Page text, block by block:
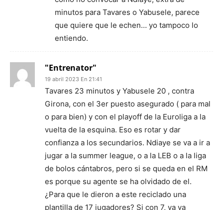
minutos para Tavares o Yabusele, parece
que quiere que le echen… yo tampoco lo
entiendo.
"Entrenator"
19 abril 2023 En 21:41
Tavares 23 minutos y Yabusele 20 , contra
Girona, con el 3er puesto asegurado ( para mal
o para bien) y con el playoff de la Euroliga a la
vuelta de la esquina. Eso es rotar y dar
confianza a los secundarios. Ndiaye se va a ir a
jugar a la summer league, o a la LEB o a la liga
de bolos cántabros, pero si se queda en el RM
es porque su agente se ha olvidado de el.
¿Para que le dieron a este reciclado una
plantilla de 17 jugadores? Si con 7, ya va